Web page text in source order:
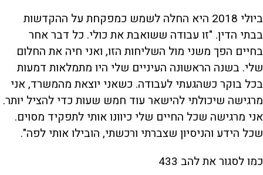
ביולי 2018 היא החלה לשמש כמפקחת על ההקדשות
בבתי הדין. "זו עבודה ששואבת את כולי. כל דבר אחר
בחיים הפך משני מול השליחות הזו, ואני חיה את החלום
שלי. בשנה הראשונה העיניים שלי היו מתמלאות דמעות
בכל בוקר כשהגעתי לעבודה. כשאני יוצאת מהמשרד, אני
מרגישה שיכולתי להישאר עוד חמש שעות כדי להציל יותר.
אני מרגישה שכל החיים שלי כיוונו אותי לתפקיד מסוים.
שכל הידע והניסיון שצברתי ורכשתי, הובילו אותי לפה".
כמו לסגור את להב 433